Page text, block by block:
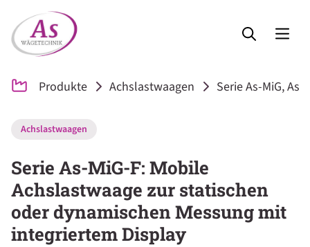
Produkte Achslastwaagen Serie As-MiG, As-
Achslastwaagen
Serie As-MiG-F: Mobile
Achslastwaage zur statischen
oder dynamischen Messung mit
integriertem Display